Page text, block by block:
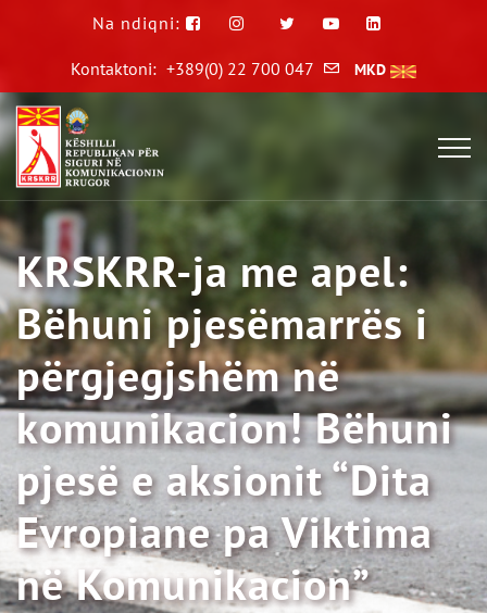
Na ndiqni:
Kontaktoni: +389(0) 22 700 047 MKD
KRSKRR-ja me apel:
Bëhuni pjesëmarrës i
përgjegjshëm në
komunikacion! Bëhuni
pjesë e aksionit “Dita
Evropiane pa Viktima
në Komunikacion”